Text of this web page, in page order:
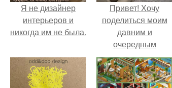
Я не дизайнер
интерьеров и
никогда им не была.
Привет! Хочу
поделиться моим
давним и
очередным
неопубликованным
проектом.